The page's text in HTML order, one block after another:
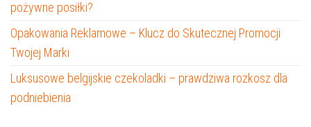
pożywne posiłki?
Opakowania Reklamowe – Klucz do Skutecznej Promocji
Twojej Marki
Luksusowe belgijskie czekoladki – prawdziwa rozkosz dla
podniebienia